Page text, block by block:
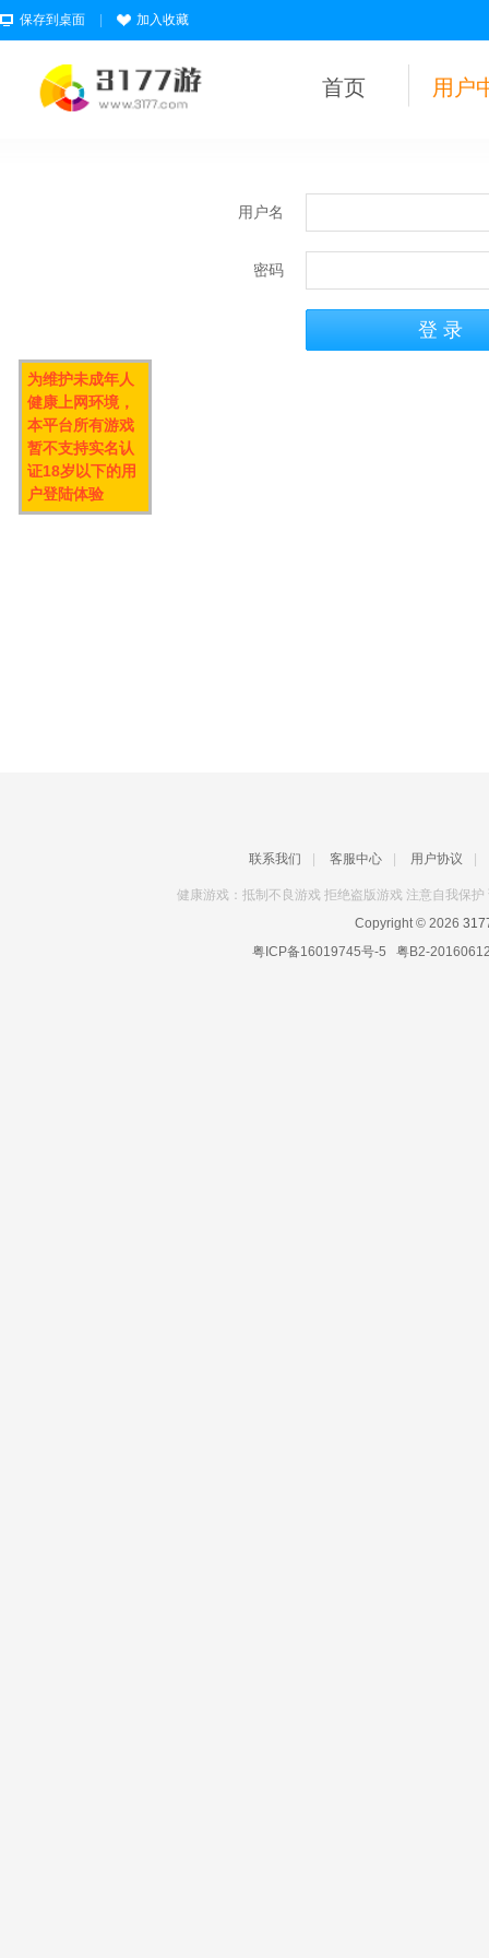
保存到桌面 加入收藏
首页 用户
用户名
密码
联系我们 客服中心 用户协议
健康游戏：抵制不良游戏 拒绝盗版游戏 注意自我保
Copyright © 2026
粤ICP备16019745号-5 粤B2-
为维护未成年人
健康上网环境，
本平台所有游戏
暂不支持实名认
证18岁以下的用
户登陆体验